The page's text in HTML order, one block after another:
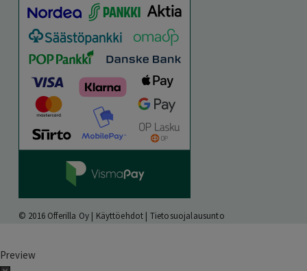
© 2016 Offerilla Oy | Käyttöehdot | Tietosuojalausunto
Preview